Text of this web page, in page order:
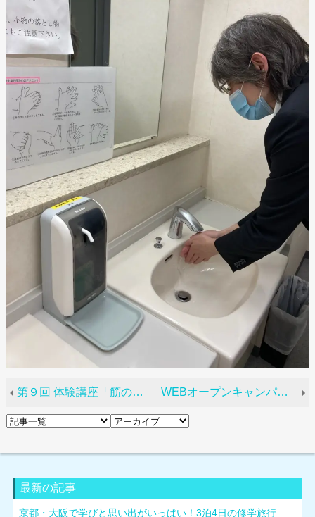
第９回 体験講座「筋の収縮様態」を公開しました！ WEBオープンキャンパス、第１０回 体験講座「運動療法学（ストレッチング／下肢編）」を公開しました！
最新の記事
京都・大阪で学びと思い出がいっぱい！3泊4日の修学旅行